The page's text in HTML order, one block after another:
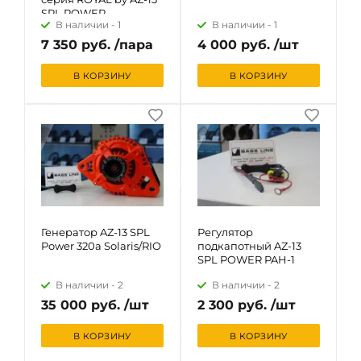
SPL POWER
В наличии - 1
7 350 руб. /пара
В КОРЗИНУ
В наличии - 1
4 000 руб. /шт
В КОРЗИНУ
Генератор AZ-13 SPL
Power 320а Solaris/RIO
В наличии - 2
35 000 руб. /шт
В КОРЗИНУ
Регулятор
подкапотный AZ-13
SPL POWER PAH-1
В наличии - 2
2 300 руб. /шт
В КОРЗИНУ